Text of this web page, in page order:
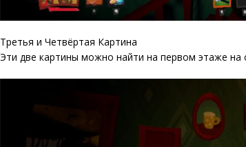
Третья и Четвёртая Картина
Эти две картины можно найти на первом этаже на